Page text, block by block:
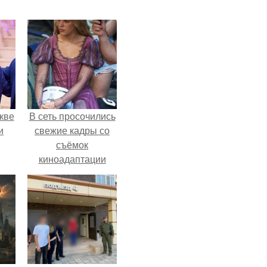
В сеть просочились
свежие кадры со
съёмок
киноадаптации
"Рапунцель", и всё
внимание
моментально
оказалось
приковано к Тиган
крофт.